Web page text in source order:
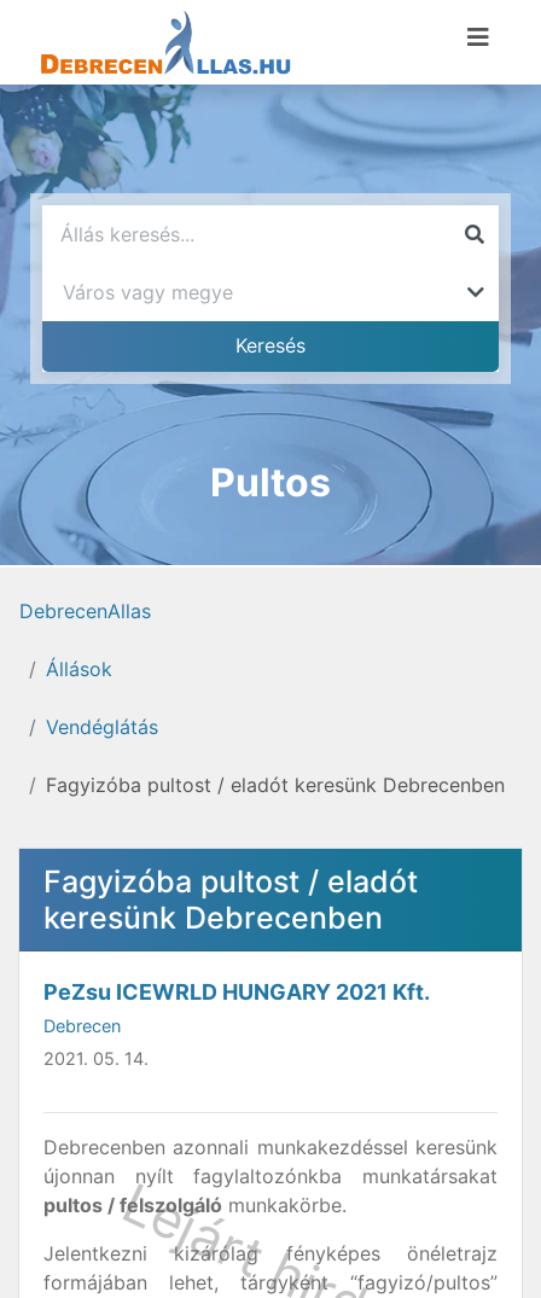
Pultos
DebrecenAllas
Állások
Vendéglátás
Fagyizóba pultost / eladót keresünk Debrecenben
Fagyizóba pultost / eladót
keresünk Debrecenben
PeZsu ICEWRLD HUNGARY 2021 Kft.
Debrecen
2021. 05. 14.
Debrecenben azonnali munkakezdéssel keresünk
újonnan nyílt fagylaltozónkba munkatársakat
pultos / felszolgáló munkakörbe.
Jelentkezni kizárólag fényképes önéletrajz
formájában lehet, tárgyként “fagyizó/pultos”